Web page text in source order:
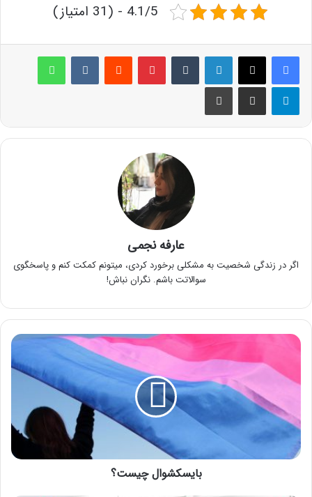
4.1/5 - (31 امتیاز)
لینکدین ‫تامبلر پینترست‫رددیت ‫VKontakteواتس آپ
تلگرام اشتراک گذاری از طریق ایمیل چاپ
عارفه نجمی
اگر در زندگی شخصیت به مشکلی برخورد کردی، میتونم کمکت کنم و پاسخگوی
سوالاتت باشم. نگران نباش!
بایسکشوال
چیست؟
بایسکشوال چیست؟